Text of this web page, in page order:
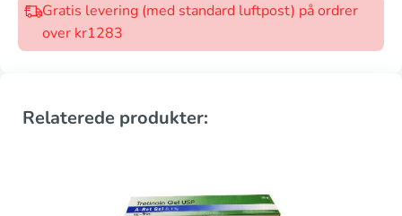
Gratis levering (med standard luftpost) på ordrer
over kr1283
Relaterede produkter: